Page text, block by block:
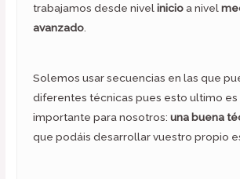
trabajamos desde nivelinicio a nivel
avanzado
Solemos usar secuencias en las que
diferentes técnicas pues esto ultimo es
importante para nosotros:una buena
que podáis desarrollar vuestro propio